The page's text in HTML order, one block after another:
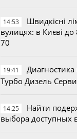
14:53
Швидкісні
вулицях: в Києві
70
19:41
Турбо Дизель
14:25
Найти
выбора доступных